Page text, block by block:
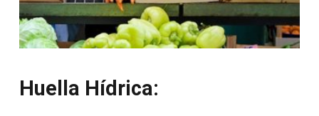
Huella Hídrica: